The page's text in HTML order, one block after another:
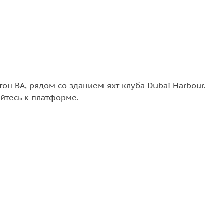
BA, рядом со зданием яхт-клуба Dubai Harbour.
к платформе.